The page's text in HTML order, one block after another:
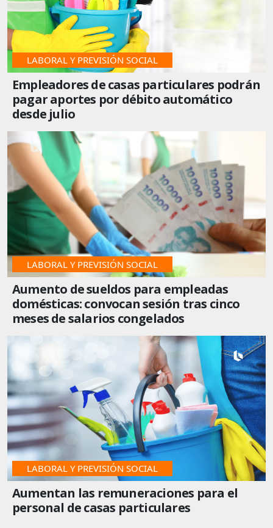
LABORAL Y PREVISIÓN SOCIAL
Empleadores de casas particulares podrán
pagar aportes por débito automático
desde julio
LABORAL Y PREVISIÓN SOCIAL
Aumento de sueldos para empleadas
domésticas: convocan sesión tras cinco
meses de salarios congelados
LABORAL Y PREVISIÓN SOCIAL
Aumentan las remuneraciones para el
personal de casas particulares